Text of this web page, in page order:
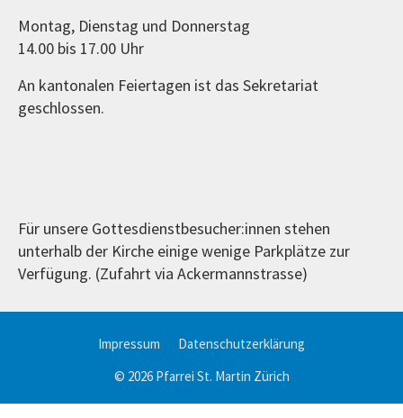
Montag, Dienstag und Donnerstag
14.00 bis 17.00 Uhr
An kantonalen Feiertagen ist das Sekretariat
geschlossen.
Für unsere Gottesdienstbesucher:innen stehen
unterhalb der Kirche einige wenige Parkplätze zur
Verfügung. (Zufahrt via Ackermannstrasse)
Impressum
Datenschutzerklärung
© 2026 Pfarrei St. Martin Zürich